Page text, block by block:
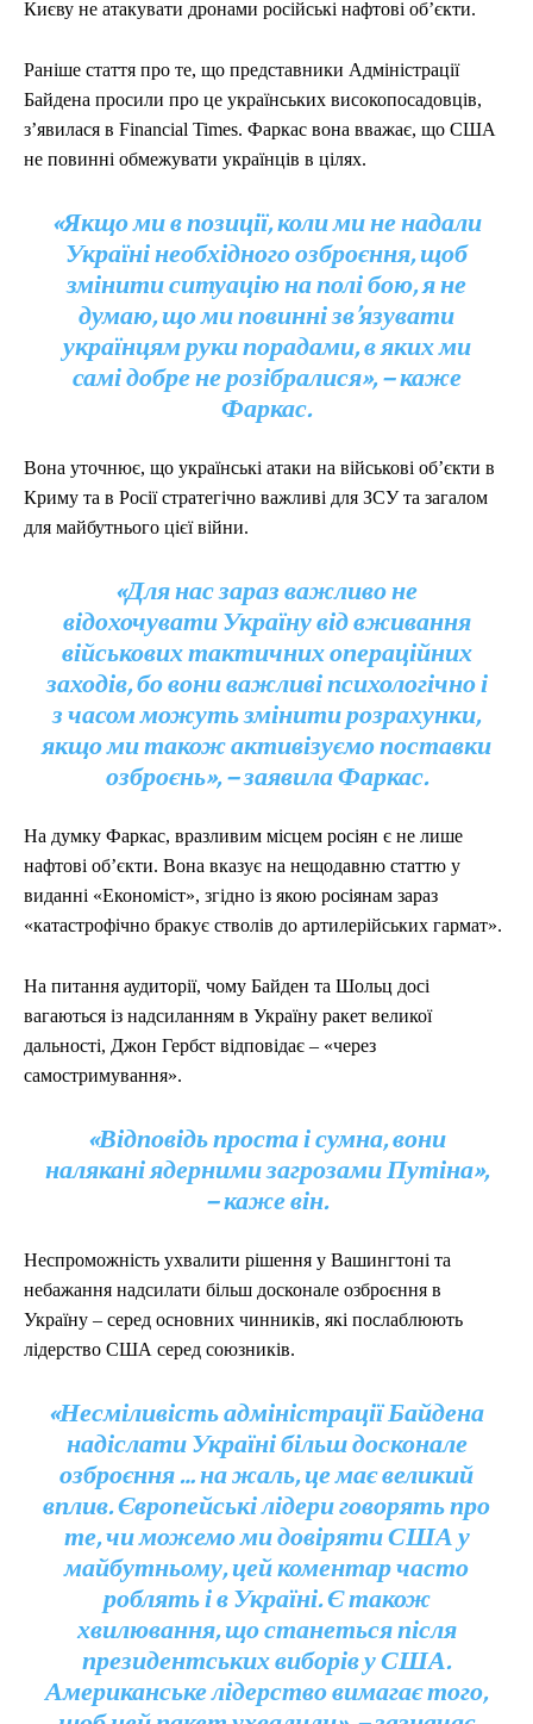
Києву не атакувати дронами російські нафтові об’єкти.
Раніше стаття про те, що представники Адміністрації
Байдена просили про це українських високопосадовців,
з’явилася в Financial Times. Фаркас вона вважає, що США
не повинні обмежувати українців в цілях.
«Якщо ми в позиції, коли ми не надали
Україні необхідного озброєння, щоб
змінити ситуацію на полі бою, я не
думаю, що ми повинні зв’язувати
українцям руки порадами, в яких ми
самі добре не розібралися», – каже
Фаркас.
Вона уточнює, що українські атаки на військові об’єкти в
Криму та в Росії стратегічно важливі для ЗСУ та загалом
для майбутнього цієї війни.
«Для нас зараз важливо не
відохочувати Україну від вживання
військових тактичних операційних
заходів, бо вони важливі психологічно і
з часом можуть змінити розрахунки,
якщо ми також активізуємо поставки
озброєнь», – заявила Фаркас.
На думку Фаркас, вразливим місцем росіян є не лише
нафтові об’єкти. Вона вказує на нещодавню статтю у
виданні «Економіст», згідно із якою росіянам зараз
«катастрофічно бракує стволів до артилерійських гармат».
На питання аудиторії, чому Байден та Шольц досі
вагаються із надсиланням в Україну ракет великої
дальності, Джон Гербст відповідає – «через
самостримування».
«Відповідь проста і сумна, вони
налякані ядерними загрозами Путіна»,
– каже він.
Неспроможність ухвалити рішення у Вашингтоні та
небажання надсилати більш досконале озброєння в
Україну – серед основних чинників, які послаблюють
лідерство США серед союзників.
«Несміливість адміністрації Байдена
надіслати Україні більш досконале
озброєння … на жаль, це має великий
вплив. Європейські лідери говорять про
те, чи можемо ми довіряти США у
майбутньому, цей коментар часто
роблять і в Україні. Є також
хвилювання, що станеться після
президентських виборів у США.
Американське лідерство вимагає того,